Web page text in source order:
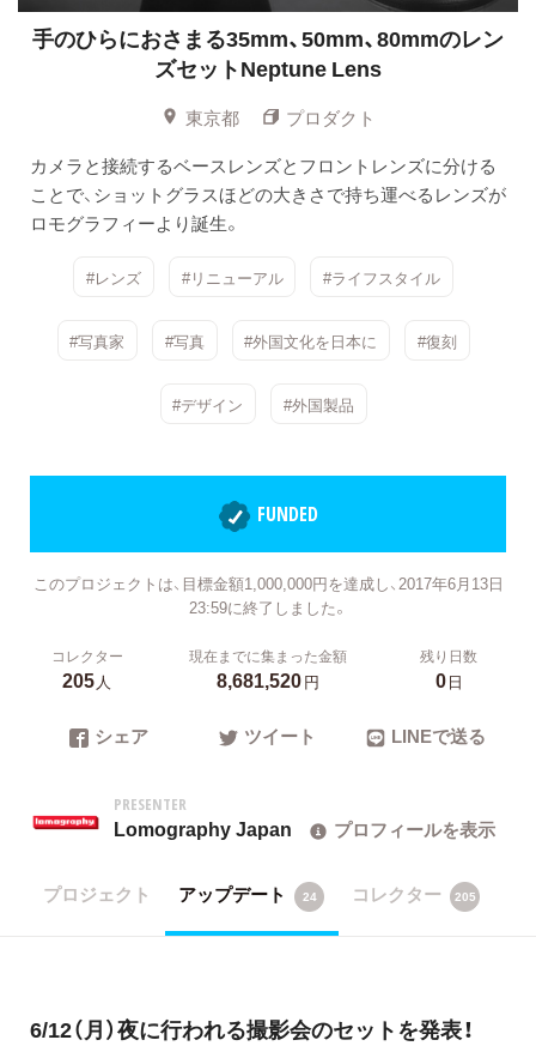
手のひらにおさまる35mm、50mm、80mmのレン
ズセットNeptune Lens
東京都
プロダクト
カメラと接続するベースレンズとフロントレンズに分ける
ことで、ショットグラスほどの大きさで持ち運べるレンズが
ロモグラフィーより誕生。
#レンズ #リニューアル #ライフスタイル
#写真家 #写真 #外国文化を日本に #復刻
#デザイン #外国製品
FUNDED
このプロジェクトは、目標金額1,000,000円を達成し、2017年6月13日
23:59に終了しました。
コレクター
205人
現在までに集まった金額
8,681,520円
残り日数
0日
シェア ツイート LINEで送る
PRESENTER
Lomography Japan プロフィールを表示
プロジェクト アップデート 24 コレクター 205
6/12（月）夜に行われる撮影会のセットを発表！